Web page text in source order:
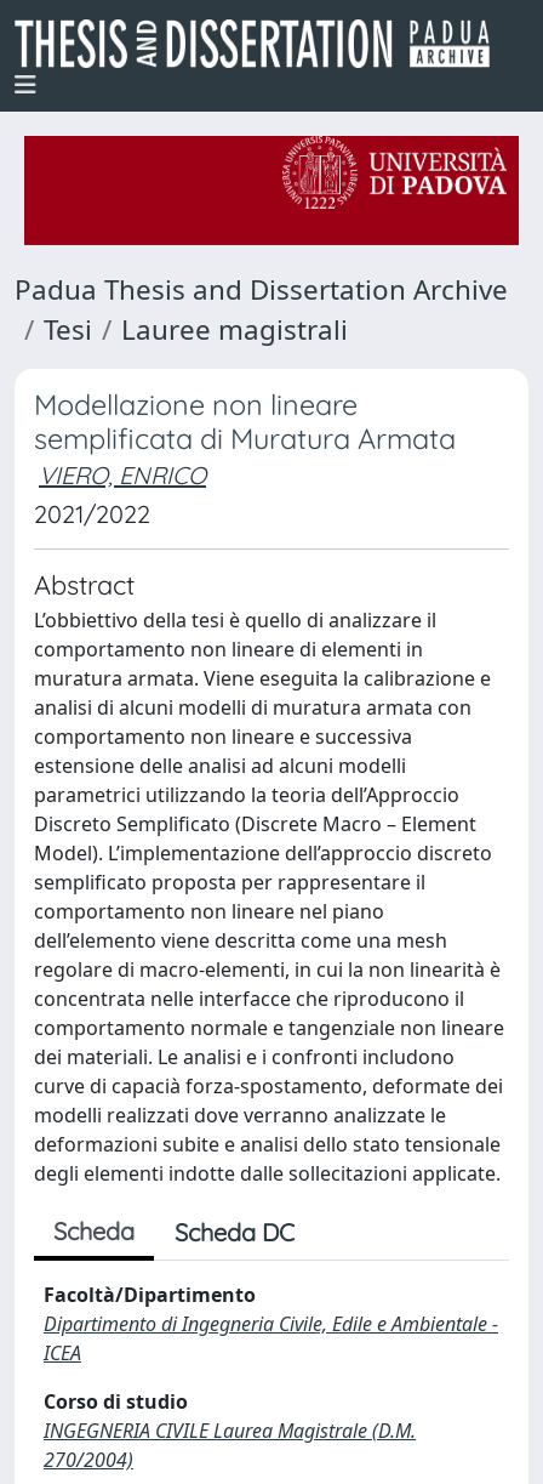
Padua Thesis and Dissertation Archive
Tesi
Lauree magistrali
Modellazione non lineare
semplificata di Muratura Armata
VIERO, ENRICO
2021/2022
Abstract
L’obbiettivo della tesi è quello di analizzare il
comportamento non lineare di elementi in
muratura armata. Viene eseguita la calibrazione e
analisi di alcuni modelli di muratura armata con
comportamento non lineare e successiva
estensione delle analisi ad alcuni modelli
parametrici utilizzando la teoria dell’Approccio
Discreto Semplificato (Discrete Macro – Element
Model). L’implementazione dell’approccio discreto
semplificato proposta per rappresentare il
comportamento non lineare nel piano
dell’elemento viene descritta come una mesh
regolare di macro-elementi, in cui la non linearità è
concentrata nelle interfacce che riproducono il
comportamento normale e tangenziale non lineare
dei materiali. Le analisi e i confronti includono
curve di capacià forza-spostamento, deformate dei
modelli realizzati dove verranno analizzate le
deformazioni subite e analisi dello stato tensionale
degli elementi indotte dalle sollecitazioni applicate.
Scheda Scheda DC
Facoltà/Dipartimento
Dipartimento di Ingegneria Civile, Edile e Ambientale -
ICEA
Corso di studio
INGEGNERIA CIVILE Laurea Magistrale (D.M.
270/2004)